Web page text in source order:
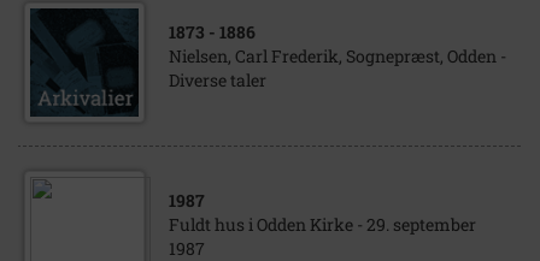
1873 - 1886
Nielsen, Carl Frederik, Sognepræst, Odden -
Diverse taler
1987
Fuldt hus i Odden Kirke - 29. september
1987